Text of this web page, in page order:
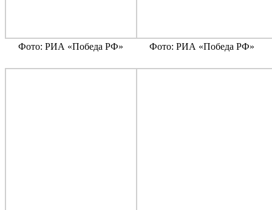
Фото: РИА «Победа РФ» Фото: РИА «Победа РФ»